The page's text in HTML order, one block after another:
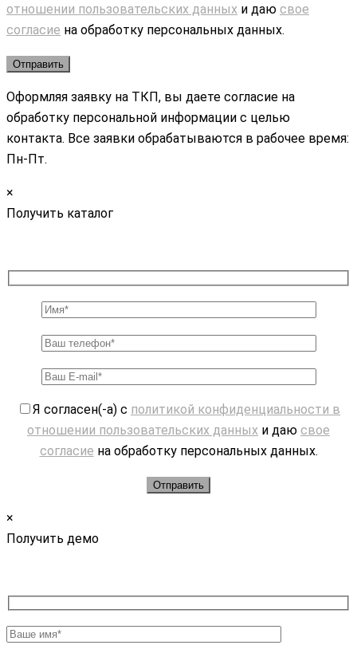
отношении пользовательских данных и даю свое
согласие на обработку персональных данных.
Оформляя заявку на ТКП, вы даете согласие на
обработку персональной информации с целью
контакта. Все заявки обрабатываются в рабочее время:
Пн-Пт.
×
Получить каталог
Я согласен(-а) с политикой конфиденциальности в
отношении пользовательских данных и даю свое
согласие на обработку персональных данных.
×
Получить демо